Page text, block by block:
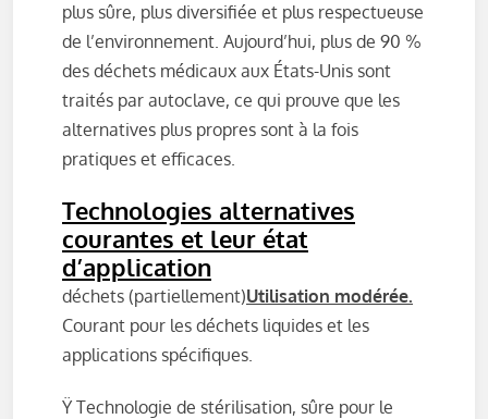
plus sûre, plus diversifiée et plus respectueuse
de l’environnement. Aujourd’hui, plus de 90 %
des déchets médicaux aux États-Unis sont
traités par autoclave, ce qui prouve que les
alternatives plus propres sont à la fois
pratiques et efficaces.
Technologies alternatives
courantes et leur état
d’application
déchets (partiellement)Utilisation modérée.
Courant pour les déchets liquides et les
applications spécifiques.
Ÿ Technologie de stérilisation, sûre pour le